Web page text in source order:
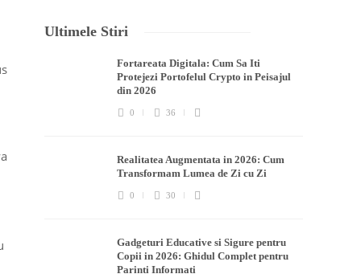
Ultimele Stiri
Fortareata Digitala: Cum Sa Iti
Protejezi Portofelul Crypto in Peisajul
din 2026
0 36
Realitatea Augmentata in 2026: Cum
Transformam Lumea de Zi cu Zi
0 30
Gadgeturi Educative si Sigure pentru
Copii in 2026: Ghidul Complet pentru
Parinti Informati